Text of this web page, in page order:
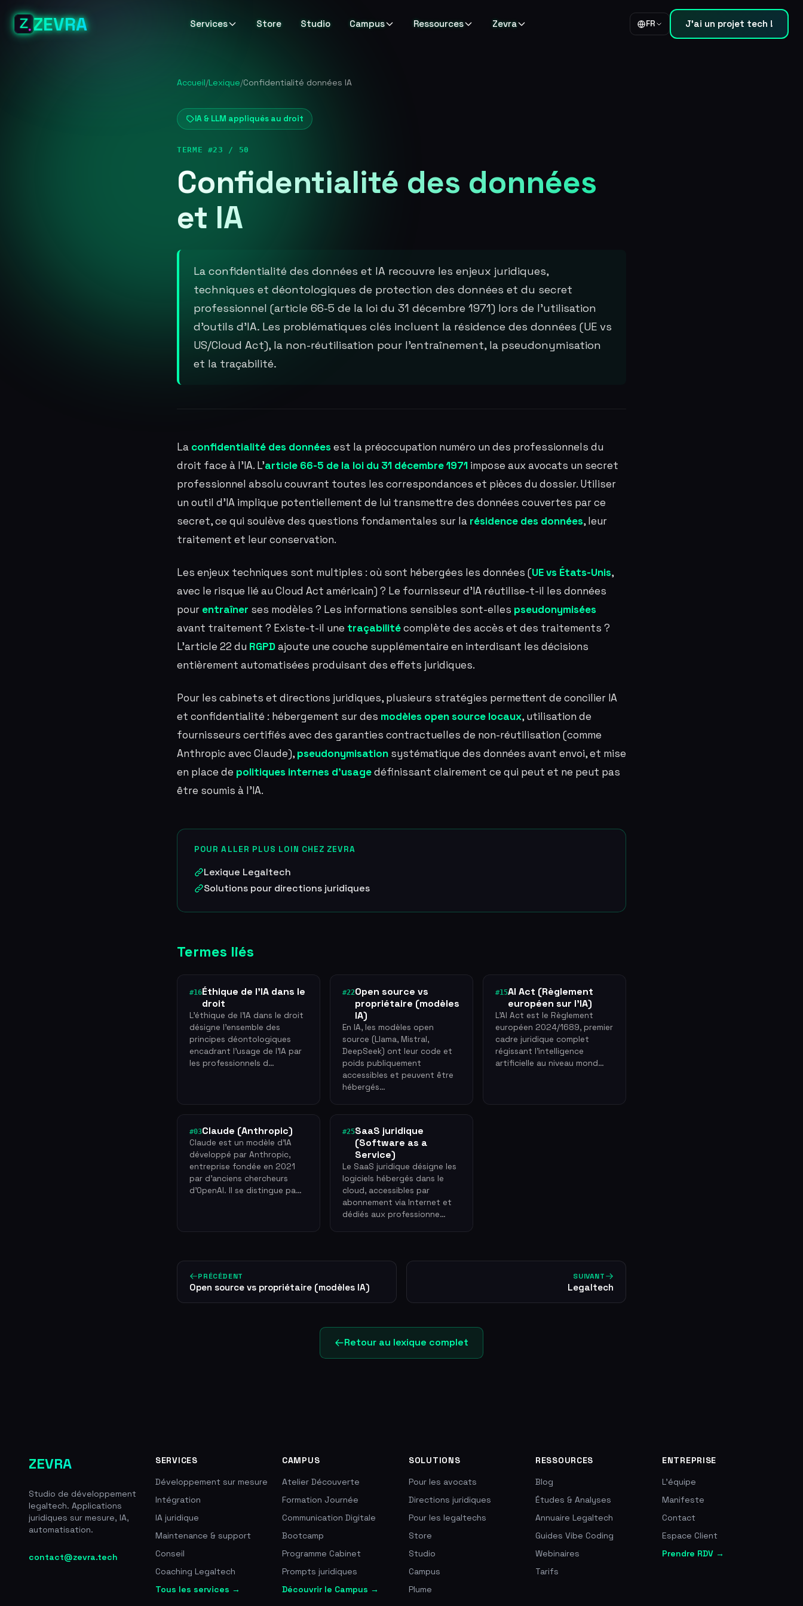
ZEVRA Services Store Studio Campus Ressources Zevra FR J'ai un projet tech !
Accueil/Lexique/Confidentialité données IA
IA & LLM appliqués au droit
TERME #23 / 50
Confidentialité des données
et IA
La confidentialité des données et IA recouvre les enjeux juridiques,
techniques et déontologiques de protection des données et du secret
professionnel (article 66-5 de la loi du 31 décembre 1971) lors de l'utilisation
d'outils d'IA. Les problématiques clés incluent la résidence des données (UE vs
US/Cloud Act), la non-réutilisation pour l'entraînement, la pseudonymisation
et la traçabilité.
La confidentialité des donnéesest la préoccupation numéro un des professionnels du
droit face à l'IA. L'article 66-5 de la loi du 31 décembre 1971 impose aux avocats un secret
professionnel absolu couvrant toutes les correspondances et pièces du dossier. Utiliser
un outil d'IA implique potentiellement de lui transmettre des données couvertes par ce
secret, ce qui soulève des questions fondamentales sur la résidence des données, leur
traitement et leur conservation.
Les enjeux techniques sont multiples : où sont hébergées les données (UE vs États-Unis,
avec le risque lié au Cloud Act américain) ? Le fournisseur d'IA réutilise-t-il les données
pour entraîner ses modèles ? Les informations sensibles sont-elles pseudonymisées
avant traitement ? Existe-t-il une traçabilitécomplète des accès et des traitements ?
L'article 22 du RGPDajoute une couche supplémentaire en interdisant les décisions
entièrement automatisées produisant des effets juridiques.
Pour les cabinets et directions juridiques, plusieurs stratégies permettent de concilier IA
et confidentialité : hébergement sur des modèles open source locaux, utilisation de
fournisseurs certifiés avec des garanties contractuelles de non-réutilisation (comme
Anthropic avec Claude), pseudonymisation systématique des données avant envoi, et mise
en place de politiques internes d'usagedéfinissant clairement ce qui peut et ne peut pas
être soumis à l'IA.
POUR ALLER PLUS LOIN CHEZ ZEVRA
Lexique Legaltech
Solutions pour directions juridiques
Termes liés
#16Éthique de l'IA dans le
droit
L'éthique de l'IA dans le droit
désigne l'ensemble des
principes déontologiques
encadrant l'usage de l'IA par
les professionnels d…
#22Open source vs
propriétaire (modèles
IA)
En IA, les modèles open
source (Llama, Mistral,
DeepSeek) ont leur code et
poids publiquement
accessibles et peuvent être
hébergés…
#15AI Act (Règlement
européen sur l'IA)
L'AI Act est le Règlement
européen 2024/1689, premier
cadre juridique complet
régissant l'intelligence
artificielle au niveau mond…
#03Claude (Anthropic)
Claude est un modèle d'IA
développé par Anthropic,
entreprise fondée en 2021
par d'anciens chercheurs
d'OpenAI. Il se distingue pa…
#25SaaS juridique
(Software as a
Service)
Le SaaS juridique désigne les
logiciels hébergés dans le
cloud, accessibles par
abonnement via Internet et
dédiés aux professionne…
PRÉCÉDENT
Open source vs propriétaire (modèles IA)
SUIVANT
Legaltech
Retour au lexique complet
ZEVRA
Studio de développement
legaltech. Applications
juridiques sur mesure, IA,
automatisation.
contact@zevra.tech
SERVICES
Développement sur mesure
Intégration
IA juridique
Maintenance & support
Conseil
Coaching Legaltech
Tous les services →
CAMPUS
Atelier Découverte
Formation Journée
Communication Digitale
Bootcamp
Programme Cabinet
Prompts juridiques
Découvrir le Campus →
SOLUTIONS
Pour les avocats
Directions juridiques
Pour les legaltechs
Store
Studio
Campus
Plume
RESSOURCES
Blog
Études & Analyses
Annuaire Legaltech
Guides Vibe Coding
Webinaires
Tarifs
ENTREPRISE
L'équipe
Manifeste
Contact
Espace Client
Prendre RDV →